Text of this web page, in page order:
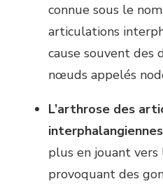
connue sous le
articulations
cause souvent des
nœuds appelés
L’arthrose des
plus en jouant vers
provoquant des